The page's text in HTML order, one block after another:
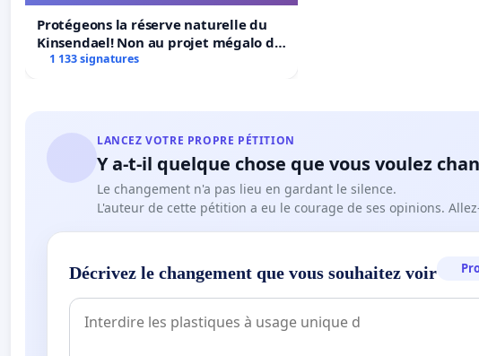
Protégeons la réserve naturelle du
Kinsendael! Non au projet mégalo du
Centre sportif Le Roseau!
1 133 signatures
LANCEZ VOTRE PROPRE PÉTITION
Y a-t-il quelque chose que vous voulez
Le changement n'a pas lieu en gardant le silence.
L'auteur de cette pétition a eu le courage de ses opinions.
Décrivez le changement que vous souhaitez voir